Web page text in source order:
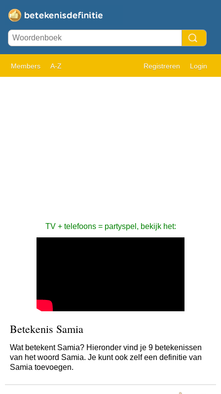
Members A-Z Registreren Login
TV + telefoons = partyspel, bekijk het:
Betekenis Samia
Wat betekent Samia? Hieronder vind je 9 betekenissen
van het woord Samia. Je kunt ook zelf een definitie van
Samia toevoegen.